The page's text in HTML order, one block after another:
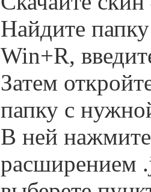
Найдите
Win+R,
Затем
папку с
В ней
расширением